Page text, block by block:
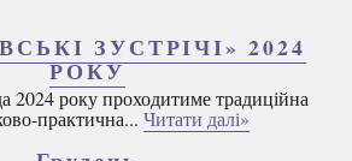
ЗУСТРІЧІ» 2024
РОКУ
2024 року проходитиме традиційна
практична... Читати далі»